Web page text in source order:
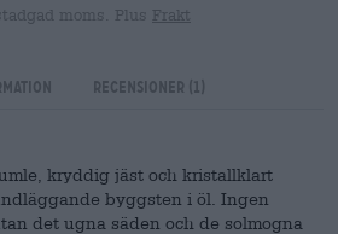
moms. Plus Frakt
Recensioner (1)
kryddig jäst och kristallklart
byggsten i öl. Ingen
det ugna säden och de solmogna